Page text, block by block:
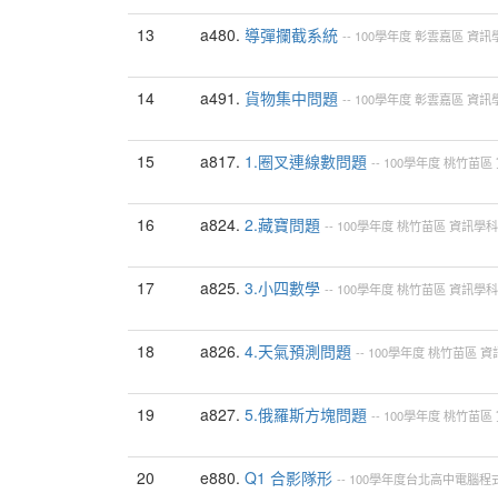
13 a480. 導彈攔截系統 -- 100學年度彰雲嘉區 資訊
14 a491. 貨物集中問題 -- 100學年度彰雲嘉區 資訊
15 a817. 1.圈叉連線數問題 -- 100學年度桃竹苗區
16 a824. 2.藏寶問題 -- 100學年度桃竹苗區 資訊學
17 a825. 3.小四數學 -- 100學年度桃竹苗區 資訊學
18 a826. 4.天氣預測問題 -- 100學年度桃竹苗區 資
19 a827. 5.俄羅斯方塊問題 -- 100學年度桃竹苗區
20 e880. Q1 合影隊形 -- 100學年度台北高中電腦程